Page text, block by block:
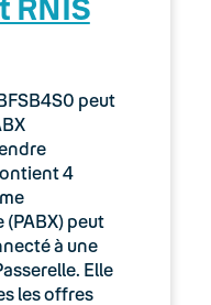
peut
4
peut
à une
Elle
les offres